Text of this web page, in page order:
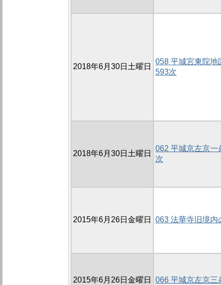
2018年6月30日土曜日
058 平城宮東院地
593次
2018年6月30日土曜日
062 平城京左京一
次
2015年6月26日金曜日 063 法華寺旧境内
2015年6月26日金曜日 066 平城京左京三